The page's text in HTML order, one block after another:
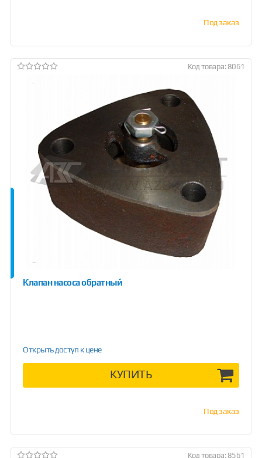
Под заказ
Код товара: 8061
Клапан насоса обратный
Открыть доступ к цене
КУПИТЬ
Под заказ
Код товара: 8561